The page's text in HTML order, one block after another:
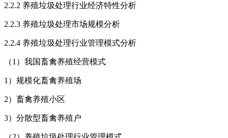
2.2.2 养殖垃圾处理行业经济特性分析
2.2.3 养殖垃圾处理市场规模分析
2.2.4 养殖垃圾处理行业管理模式分析
（1）我国畜禽养殖经营模式
1）规模化畜禽养殖场
2）畜禽养殖小区
3）分散型畜禽养殖户